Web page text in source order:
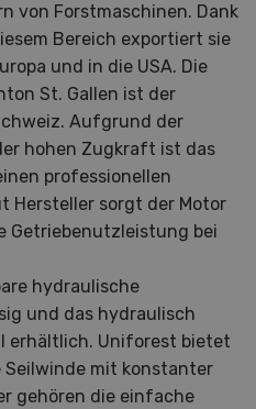
von Forstmaschinen. Dank
Bereich exportiert sie
und in die USA. Die
St. Gallen ist der
Aufgrund der
hohen Zugkraft ist das
professionellen
Hersteller sorgt der Motor
Getriebenutzleistung bei
hydraulische
und das hydraulisch
erhältlich. Uniforest bietet
Seilwinde mit konstanter
gehören die einfache